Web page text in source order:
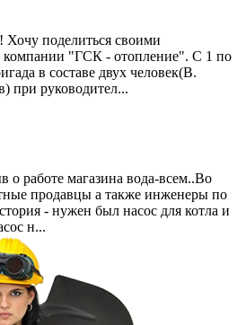
Хочу поделиться своими
компании "ГСК - отопление". С 1 по
в составе двух человек(В.
при руководител...
о работе магазина вода-всем..Во
продавцы а также инженеры по
- нужен был насос для котла и
н...